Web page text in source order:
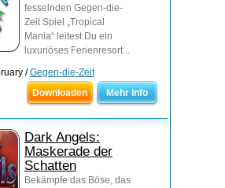
fesselnden Gegen-die-
Zeit Spiel „Tropical
Mania“ leitest Du ein
luxuriöses Ferienresort...
/Gegen-die-Zeit
Downloaden
Mehr Info
Dark Angels:
Maskerade der
Schatten
Bekämpfe das Böse, das